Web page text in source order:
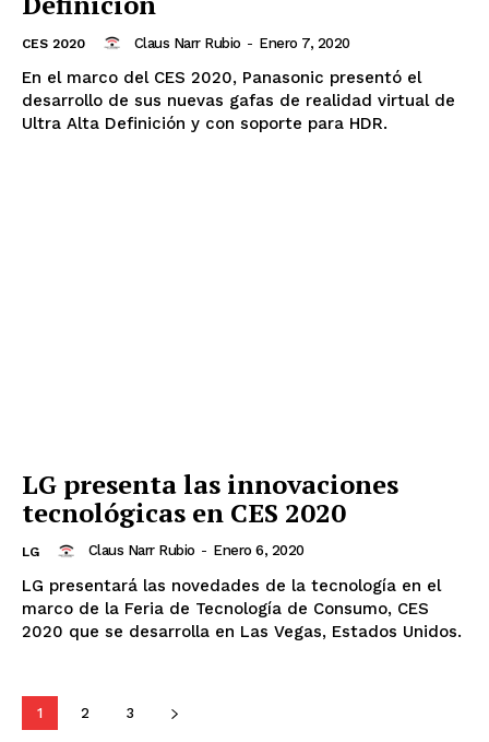
CES 2020 Claus Narr Rubio - Enero 7, 2020
En el marco del CES 2020, Panasonic presentó el
desarrollo de sus nuevas gafas de realidad virtual de
Ultra Alta Definición y con soporte para HDR.
LG presenta las innovaciones
tecnológicas en CES 2020
LG Claus Narr Rubio - Enero 6, 2020
LG presentará las novedades de la tecnología en el
marco de la Feria de Tecnología de Consumo, CES
2020 que se desarrolla en Las Vegas, Estados Unidos.
1 2 3